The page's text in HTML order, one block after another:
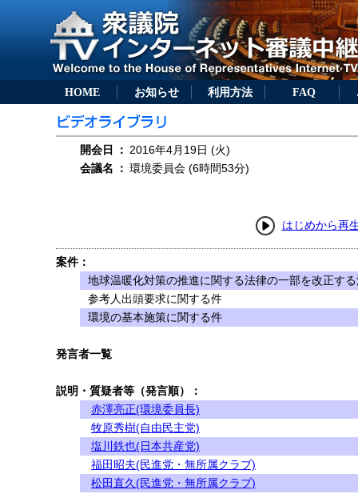
HOME お知らせ 利用方法 FAQ
開会日 ： 2016年4月19日 (火)
会議名
： 環境委員会 (6時間53分)
はじめから再
案件：
地球温暖化対策の推進に関する法律の一部を改正す
参考人出頭要求に関する件
環境の基本施策に関する件
発言者一覧
説明・質疑者等（発言順）：
赤澤亮正(環境委員長)
牧原秀樹(自由民主党)
塩川鉄也(日本共産党)
福田昭夫(民進党・無所属クラブ)
松田直久(民進党・無所属クラブ)